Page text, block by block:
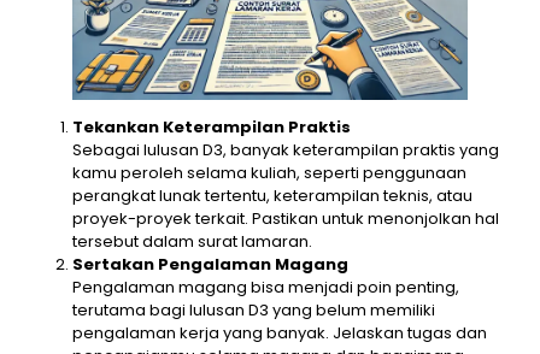
Tekankan Keterampilan Praktis
Sebagai lulusan D3, banyak keterampilan praktis yang
kamu peroleh selama kuliah, seperti penggunaan
perangkat lunak tertentu, keterampilan teknis, atau
proyek-proyek terkait. Pastikan untuk menonjolkan hal
tersebut dalam surat lamaran.
Sertakan Pengalaman Magang
Pengalaman magang bisa menjadi poin penting,
terutama bagi lulusan D3 yang belum memiliki
pengalaman kerja yang banyak. Jelaskan tugas dan